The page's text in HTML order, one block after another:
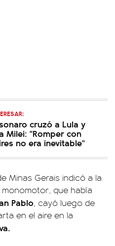
cruzó a Lula y
Milei: "Romper con
no era inevitable"
Minas Gerais indicó a la
que había
Pablo, cayó luego de
en el aire en la